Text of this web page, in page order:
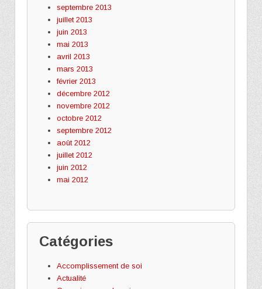
septembre 2013
juillet 2013
juin 2013
mai 2013
avril 2013
mars 2013
février 2013
décembre 2012
novembre 2012
octobre 2012
septembre 2012
août 2012
juillet 2012
juin 2012
mai 2012
Catégories
Accomplissement de soi
Actualité